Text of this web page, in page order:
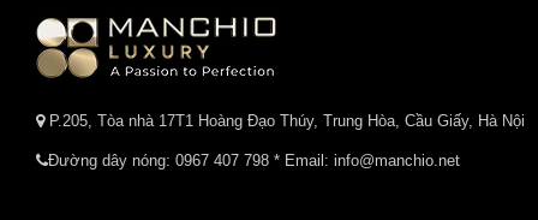
P.205, Tòa nhà 17T1 Hoàng Đạo Thúy, Trung Hòa, Cầu Giấy, Hà Nội
Đường dây nóng: 0967 407 798 * Email: info@manchio.net